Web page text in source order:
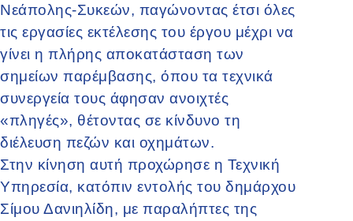
Νεάπολης-Συκεών, παγώνοντας έτσι όλες
τις εργασίες εκτέλεσης του έργου μέχρι να
γίνει η πλήρης αποκατάσταση των
σημείων παρέμβασης, όπου τα τεχνικά
συνεργεία τους άφησαν ανοιχτές
«πληγές», θέτοντας σε κίνδυνο τη
διέλευση πεζών και οχημάτων.
Στην κίνηση αυτή προχώρησε η Τεχνική
Υπηρεσία, κατόπιν εντολής του δημάρχου
Σίμου Δανιηλίδη, με παραλήπτες της